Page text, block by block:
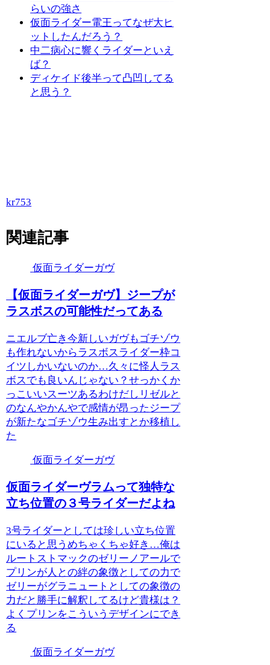
らいの強さ
仮面ライダー電王ってなぜ大ヒ
ットしたんだろう？
中二病心に響くライダーといえ
ば？
ディケイド後半って凸凹してる
と思う？
kr753
関連記事
仮面ライダーガヴ
【仮面ライダーガヴ】ジープが
ラスボスの可能性だってある
ニエルブ亡き今新しいガヴもゴチゾウ
も作れないからラスボスライダー枠コ
イツしかいないのか…久々に怪人ラス
ボスでも良いんじゃない？せっかくか
っこいいスーツあるわけだしリゼルと
のなんやかんやで感情が昂ったジープ
が新たなゴチゾウ生み出すとか移植し
た
仮面ライダーガヴ
仮面ライダーヴラムって独特な
立ち位置の３号ライダーだよね
3号ライダーとしては珍しい立ち位置
にいると思うめちゃくちゃ好き…俺は
ルートストマックのゼリーノアールで
プリンが人との絆の象徴としての力で
ゼリーがグラニュートとしての象徴の
力だと勝手に解釈してるけど貴様は？
よくプリンをこういうデザインにでき
る
仮面ライダーガヴ